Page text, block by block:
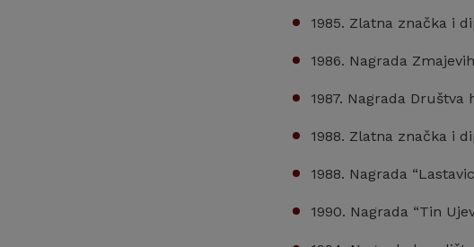
1985. Zlatna značka i
1986. Nagrada
1987. Nagrada
1988. Zlatna značka i
1988. Nagrada
1990. Nagrada “Tin